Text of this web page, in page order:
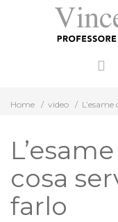
Home / video /
cosa
farlo